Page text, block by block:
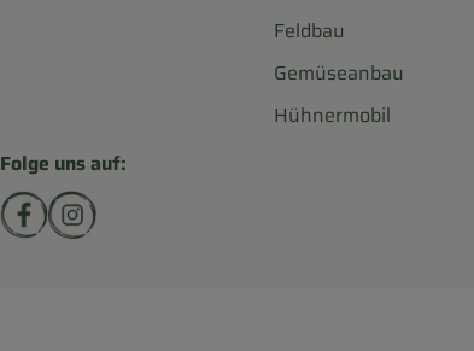
Feldbau
Gemüseanbau
Hühnermobil
Folge uns auf:
Externer Link zu https://www.facebook.com/
Externer Link zu https://